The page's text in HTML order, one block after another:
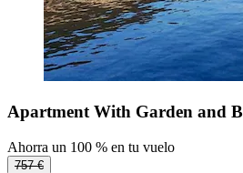
Apartment With Garden and
Ahorra un 100 % en tu vuelo
757 €